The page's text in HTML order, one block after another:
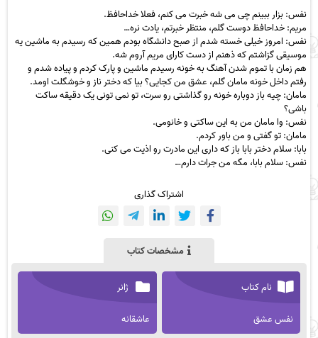
نفس: بزار ببینم چی می شه خبرت می کنم، فعلا خداحافظ.
مریم: خداحافظ دوست گلم، منتظر خبرتم، یادت نره…
نفس: امروز خیلی خسته شدم از صبح دانشگاه بودم همین که رسیدم به ماشین یه
موسیقی گزاشتم که ذهنم از دست کارای مریم آروم شه.
هم زمان با تموم شدن آهنگ به خونه رسیدم ماشین و پارک کردم و پیاده شدم و
رفتم داخل خونه مامان گلم، عشق من کجایی؟ بیا که دختر ناز و خوشگلت اومد.
مامان: چیه باز دوباره خونه رو گذاشتی رو سرت، تو نمی تونی یک دقیقه ساکت
باشی؟
نفس: وا مامان من به این ساکتی و خانومی.
مامان: تو گفتی و من باور کردم.
بابا: سلام دختر بابا باز که داری این مادرت رو اذیت می کنی.
نفس: سلام بابا، مگه من جرات دارم…
اشتراک گذاری
مشخصات کتاب
نام کتاب
نفس عشق
ژانر
عاشقانه